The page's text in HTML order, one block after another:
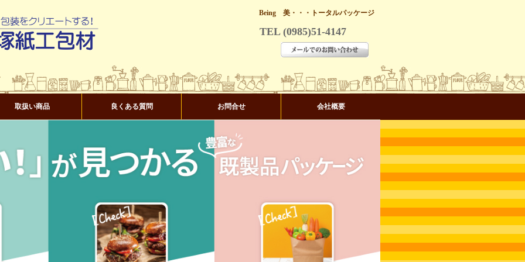
Being 美・・・トータルパッケージ
TEL (0985)51-4147
取扱い商品 良くある質問 お問合せ 会社概要